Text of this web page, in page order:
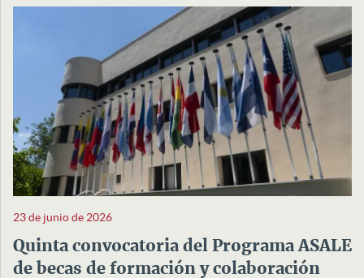
23 de junio de 2026
Quinta convocatoria del Programa ASALE
de becas de formación y colaboración